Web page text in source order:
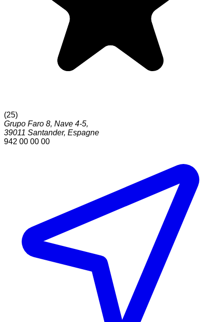
(25)
Grupo Faro 8, Nave 4-5,
39011 Santander, Espagne
942 00 00 00